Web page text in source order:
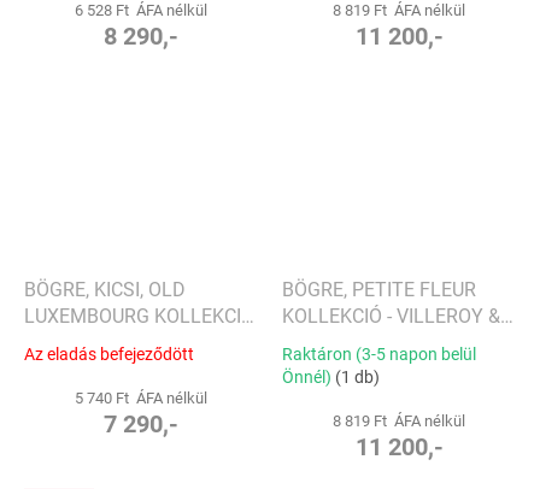
6 528 Ft ÁFA nélkül
8 290,-
8 819 Ft ÁFA nélkül
11 200,-
BÖGRE, KICSI, OLD
LUXEMBOURG KOLLEKCIÓ
- VILLEROY & BOCH
Az eladás befejeződött
5 740 Ft ÁFA nélkül
7 290,-
BÖGRE, PETITE FLEUR
KOLLEKCIÓ - VILLEROY &
BOCH
Raktáron (3-5 napon belül
Önnél) (1 db)
8 819 Ft ÁFA nélkül
11 200,-